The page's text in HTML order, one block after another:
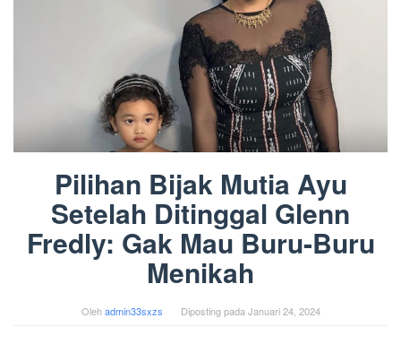
Pilihan Bijak Mutia Ayu
Setelah Ditinggal Glenn
Fredly: Gak Mau Buru-Buru
Menikah
Olehadmin33sxzs Diposting pada Januari 24, 2024